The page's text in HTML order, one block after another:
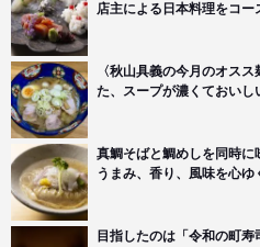
店主による日本料理をコ
〈秋山具義の今月のオス
た、スープが濃くておいし
真鯛そばと鯛めしを同時
うまみ、香り、風味を心ゆ
目指したのは「令和の町